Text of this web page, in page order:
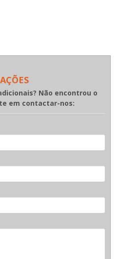
Não encontrou o
em contactar-nos: